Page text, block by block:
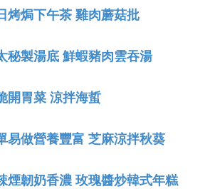
烤焗下午茶 雞肉蘑菇批
秘製湯底 鮮蝦豬肉雲吞湯
開胃菜 涼拌海蜇
易做營養豐富 芝麻涼拌秋葵
煙韌奶香濃 玫瑰醬炒韓式年糕